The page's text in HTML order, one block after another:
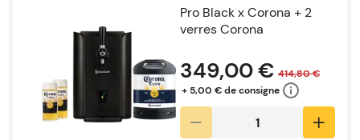
Pro Black x Corona + 2
verres Corona
349,00 € 414,80 €
+ 5,00 € de consigne